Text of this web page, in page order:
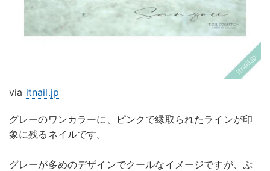
via itnail.jp
グレーのワンカラーに、ピンクで縁取られたラインが印
象に残るネイルです。
グレーが多めのデザインでクールなイメージですが、ぷ